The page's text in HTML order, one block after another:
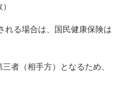
る場合は、国民健康保険は
者（相手方）となるため、